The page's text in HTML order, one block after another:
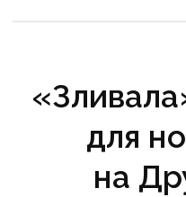
для
на